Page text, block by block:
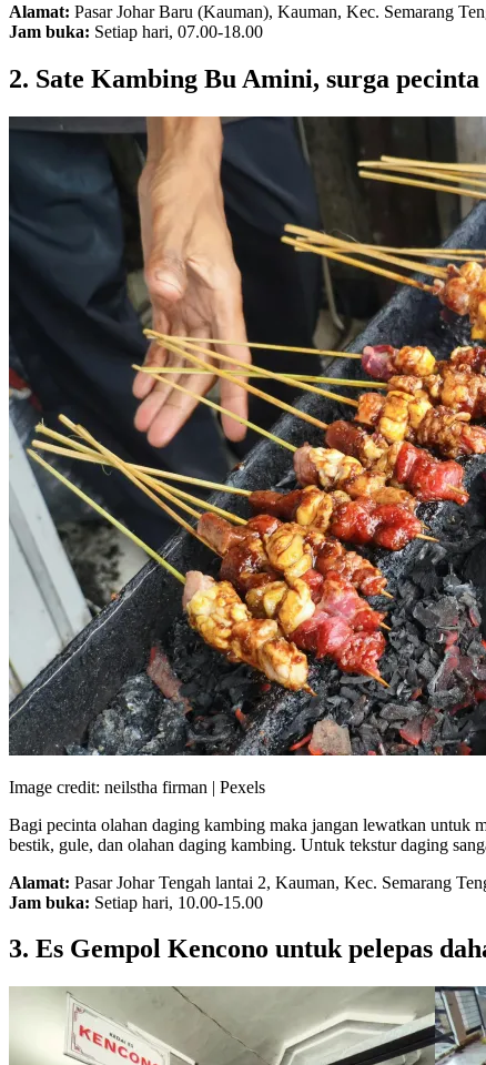
Alamat: Pasar Johar Baru (Kauman), Kauman, Kec. Semarang
Jam buka: Setiap hari, 07.00-18.00
2. Sate Kambing Bu Amini, surga
Image credit: neilstha firman | Pexels
Bagi pecinta olahan daging kambing maka jangan lewatkan untuk
bestik, gule, dan olahan daging kambing. Untuk tekstur daging
Alamat: Pasar Johar Tengah lantai 2, Kauman, Kec. Semarang
Jam buka: Setiap hari, 10.00-15.00
3. Es Gempol Kencono untuk pelepas